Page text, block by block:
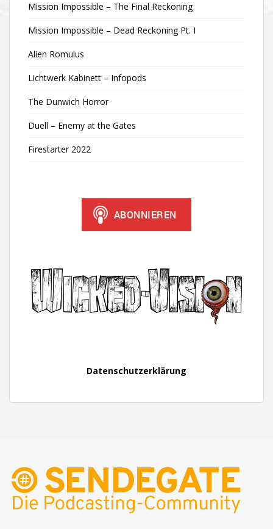
Mission Impossible – The Final Reckoning
Mission Impossible – Dead Reckoning Pt. I
Alien Romulus
Lichtwerk Kabinett – Infopods
The Dunwich Horror
Duell – Enemy at the Gates
Firestarter 2022
Datenschutzerklärung